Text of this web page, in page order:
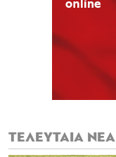
ΤΕΛΕΥΤΑΙΑ ΝΕΑ